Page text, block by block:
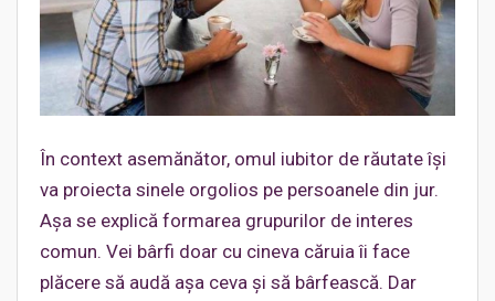
În context asemănător, omul iubitor de răutate își
va proiecta sinele orgolios pe persoanele din jur.
Așa se explică formarea grupurilor de interes
comun. Vei bârfi doar cu cineva căruia îi face
plăcere să audă așa ceva și să bârfească. Dar